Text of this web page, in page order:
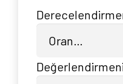
Blog
İletişim